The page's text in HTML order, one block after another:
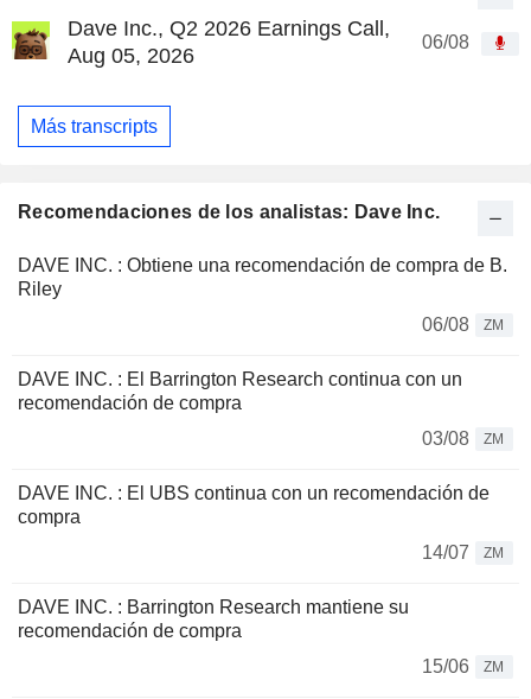
Dave Inc., Q2 2026 Earnings Call,
Aug 05, 2026
06/08
Más transcripts
Recomendaciones de los analistas: Dave Inc.
DAVE INC. : Obtiene una recomendación de compra de B.
Riley
06/08
ZM
DAVE INC. : El Barrington Research continua con un
recomendación de compra
03/08
ZM
DAVE INC. : El UBS continua con un recomendación de
compra
14/07
ZM
DAVE INC. : Barrington Research mantiene su
recomendación de compra
15/06
ZM